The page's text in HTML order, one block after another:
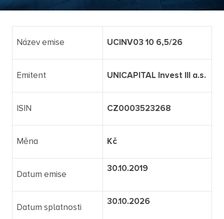
Název emise UCINV03 10 6,5/26
Emitent UNICAPITAL Invest III a.s.
ISIN CZ0003523268
Měna Kč
Datum emise
30.10.2019
Datum splatnosti
30.10.2026